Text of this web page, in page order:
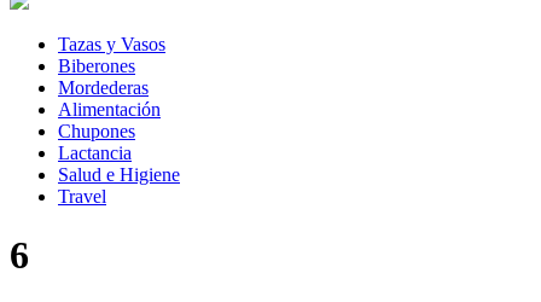
Tazas y Vasos
Biberones
Mordederas
Alimentación
Chupones
Lactancia
Salud e Higiene
Travel
6